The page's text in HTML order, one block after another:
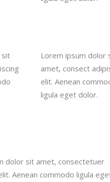
sit
Lorem ipsum dolor
amet, consect
elit. Aenean
ligula eget dolor.
dolor sit amet, consectetuer
Aenean commodo ligula